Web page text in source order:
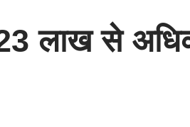
लाख से